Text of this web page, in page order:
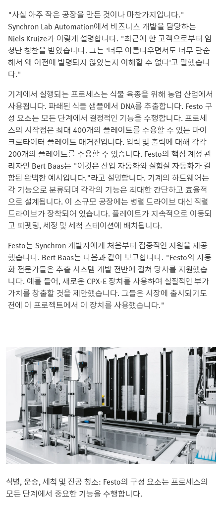
"사실 아주 작은 공장을 만든 것이나 마찬가지입니다."
Synchron Lab Automation에서 비즈니스 개발을 담당하는
Niels Kruize가 이렇게 설명합니다. "최근에 한 고객으로부터 엄
청난 칭찬을 받았습니다. 그는 '너무 아름다우면서도 너무 단순
해서 왜 이전에 발명되지 않았는지 이해할 수 없다'고 말했습니
다."
기계에서 실행되는 프로세스는 식물 육종을 위해 농업 산업에서
사용됩니다. 파쇄된 식물 샘플에서 DNA를 추출합니다. Festo 구
성 요소는 모든 단계에서 결정적인 기능을 수행합니다. 프로세
스의 시작점은 최대 400개의 플레이트를 수용할 수 있는 마이
크로타이터 플레이트 매거진입니다. 입력 및 출력에 대해 각각
200개의 플레이트를 수용할 수 있습니다. Festo의 핵심 계정 관
리자인 Bert Baas는 "이것은 산업 자동화와 실험실 자동화가 결
합된 완벽한 예시입니다."라고 설명합니다. 기계의 하드웨어는
각 기능으로 분류되며 각각의 기능은 최대한 간단하고 효율적
으로 설계됩니다. 이 소규모 공장에는 병렬 드라이브 대신 직렬
드라이브가 장착되어 있습니다. 플레이트가 지속적으로 이동되
고 피펫팅, 세정 및 세척 스테이션에 배치됩니다.
Festo는 Synchron 개발자에게 처음부터 집중적인 지원을 제공
했습니다. Bert Baas는 다음과 같이 보고합니다. "Festo의 자동
화 전문가들은 추출 시스템 개발 전반에 걸쳐 당사를 지원했습
니다. 예를 들어, 새로운 CPX-E 장치를 사용하여 실질적인 부가
가치를 창출할 것을 제안했습니다. 그들은 시장에 출시되기도
전에 이 프로젝트에서 이 장치를 사용했습니다."
식별, 운송, 세척 및 진공 청소: Festo의 구성 요소는 프로세스의
모든 단계에서 중요한 기능을 수행합니다.